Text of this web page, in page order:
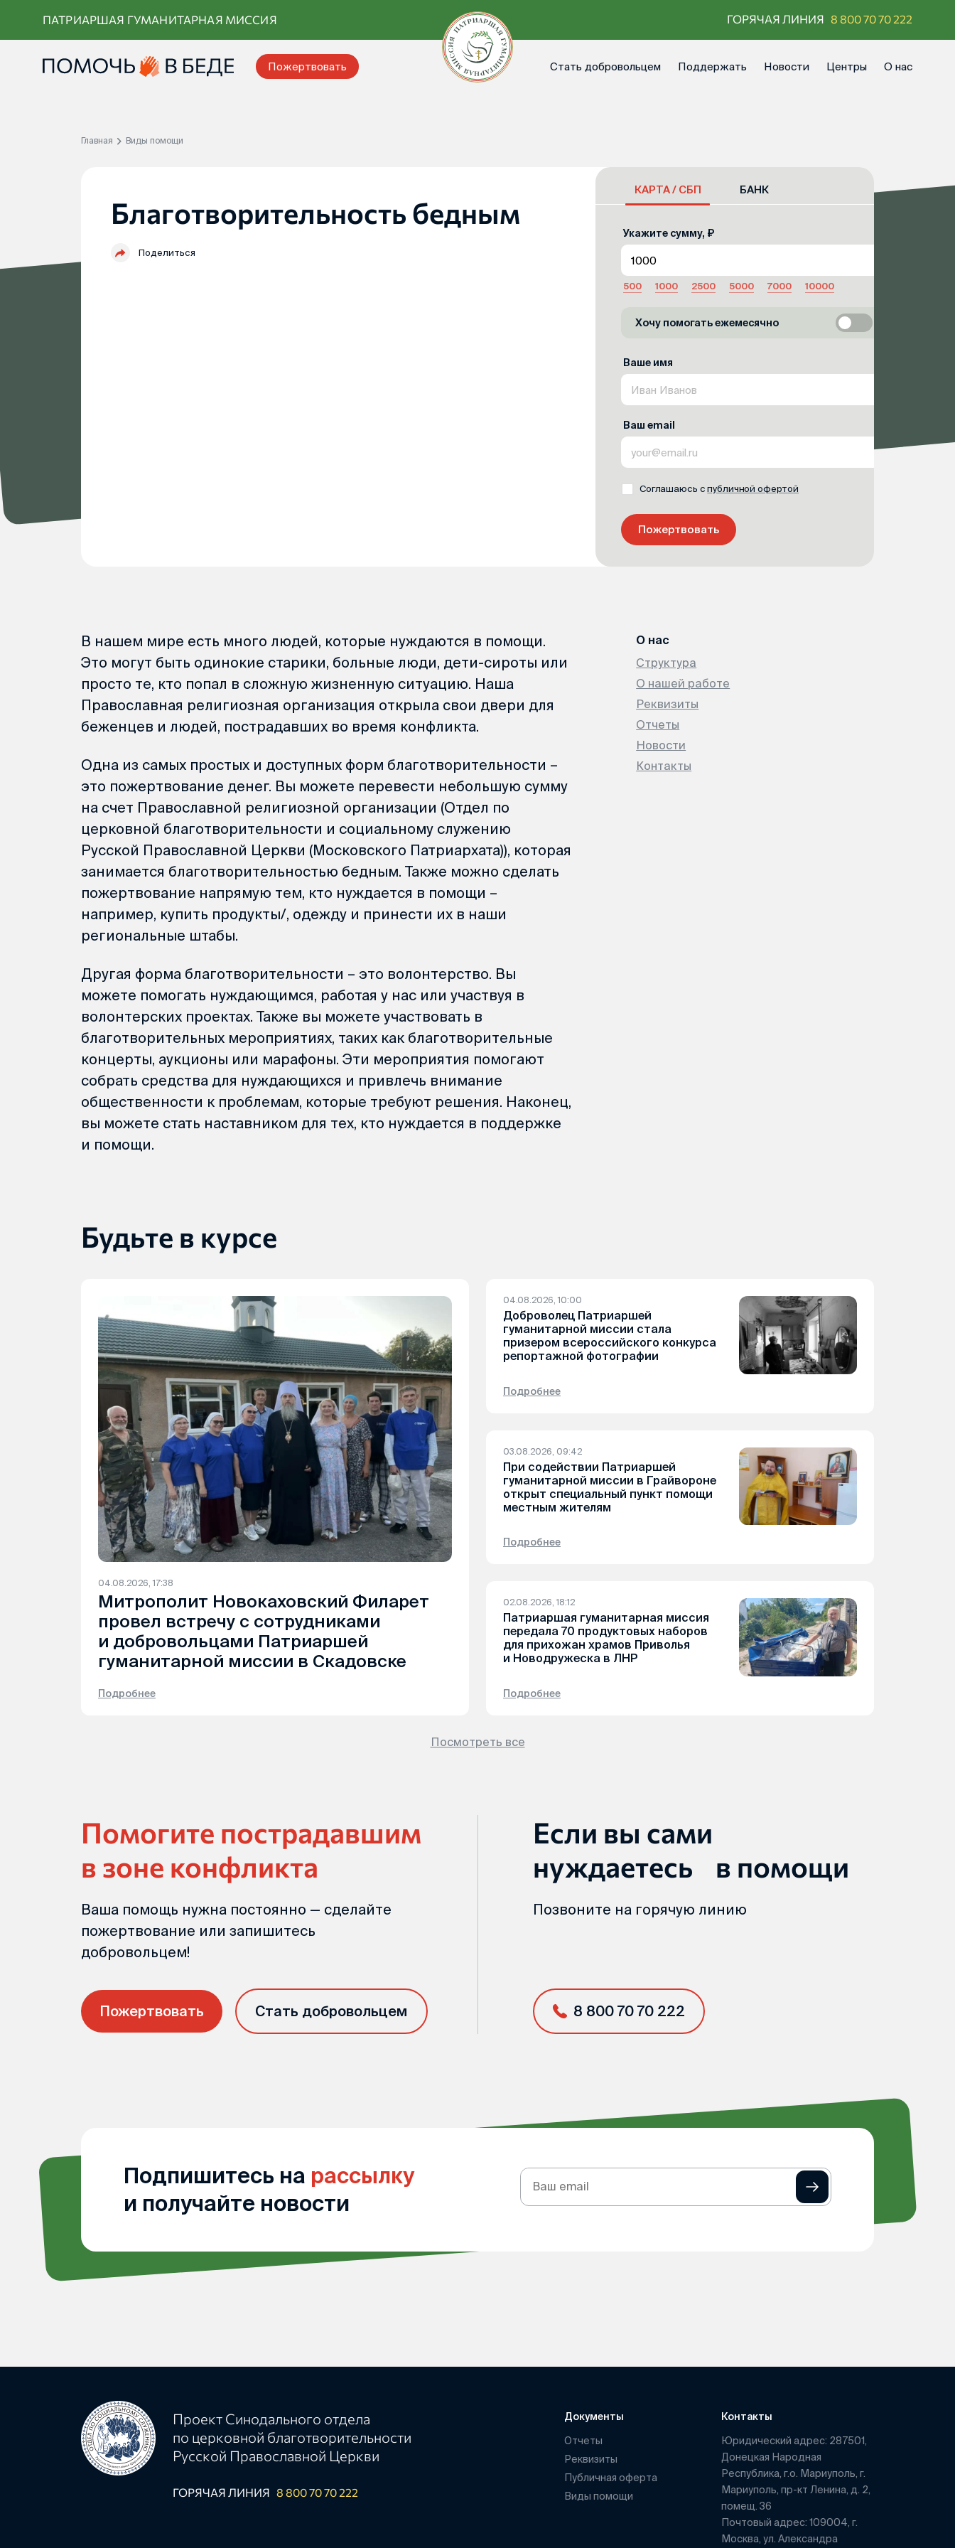
ПАТРИАРШАЯ ГУМАНИТАРНАЯ МИССИЯ ГОРЯЧАЯ ЛИНИЯ 8 800 70 70 222
Пожертвовать Стать добровольцем Поддержать Новости Центры О нас
Главная Виды помощи
Благотворительность бедным
Поделиться
КАРТА / СБП БАНК
Укажите сумму, ₽
500 1000 2500 5000 7000 10000
Хочу помогать ежемесячно
Ваше имя
Ваш email
Соглашаюсь спубличной офертой
Пожертвовать
В нашем мире есть много людей, которые нуждаются в помощи.
Это могут быть одинокие старики, больные люди, дети-сироты или
просто те, кто попал в сложную жизненную ситуацию. Наша
Православная религиозная организация открыла свои двери для
беженцев и людей, пострадавших во время конфликта.
Одна из самых простых и доступных форм благотворительности –
это пожертвование денег. Вы можете перевести небольшую сумму
на счет Православной религиозной организации (Отдел по
церковной благотворительности и социальному служению
Русской Православной Церкви (Московского Патриархата)), которая
занимается благотворительностью бедным. Также можно сделать
пожертвование напрямую тем, кто нуждается в помощи –
например, купить продукты/, одежду и принести их в наши
региональные штабы.
Другая форма благотворительности – это волонтерство. Вы
можете помогать нуждающимся, работая у нас или участвуя в
волонтерских проектах. Также вы можете участвовать в
благотворительных мероприятиях, таких как благотворительные
концерты, аукционы или марафоны. Эти мероприятия помогают
собрать средства для нуждающихся и привлечь внимание
общественности к проблемам, которые требуют решения. Наконец,
вы можете стать наставником для тех, кто нуждается в поддержке
и помощи.
О нас
Структура
О нашей работе
Реквизиты
Отчеты
Новости
Контакты
Будьте в курсе
04.08.2026, 17:38
Митрополит Новокаховский Филарет
провел встречу с сотрудниками
и добровольцами Патриаршей
гуманитарной миссии в Скадовске
Подробнее
04.08.2026, 10:00
Доброволец Патриаршей
гуманитарной миссии стала
призером всероссийского конкурса
репортажной фотографии
Подробнее
03.08.2026, 09:42
При содействии Патриаршей
гуманитарной миссии в Грайвороне
открыт специальный пункт помощи
местным жителям
Подробнее
02.08.2026, 18:12
Патриаршая гуманитарная миссия
передала 70 продуктовых наборов
для прихожан храмов Приволья
и Новодружеска в ЛНР
Подробнее
Посмотреть все
Помогите пострадавшим
в зоне конфликта
Ваша помощь нужна постоянно — сделайте
пожертвование или запишитесь
добровольцем!
Пожертвовать Стать добровольцем
Если вы сами
нуждаетесь в помощи
Позвоните на горячую линию
8 800 70 70 222
Подпишитесь на рассылку
и получайте новости
Подписка
на
Проект Синодального отдела
по церковной благотворительности
Русской Православной Церкви
ГОРЯЧАЯ ЛИНИЯ 8 800 70 70 222
Документы
Отчеты
Реквизиты
Публичная оферта
Виды помощи
Контакты
Юридический адрес: 287501,
Донецкая Народная
Республика, г.о. Мариуполь, г.
Мариуполь, пр-кт Ленина, д. 2,
помещ. 36
Почтовый адрес: 109004, г.
Москва, ул. Александра